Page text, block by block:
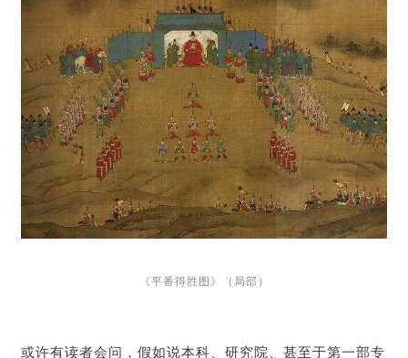
《平番得胜图》（局部）
或许有读者会问，假如说本科、研究院、甚至于第一部专